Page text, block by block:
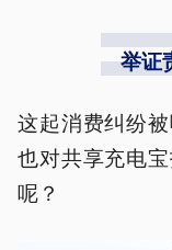
举证
这起消费纠纷
也对共享充电
呢？